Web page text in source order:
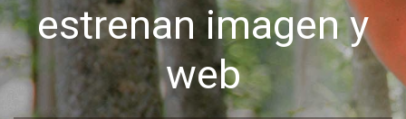
estrenan imagen y
web